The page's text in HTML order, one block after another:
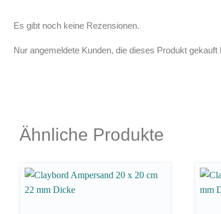
Es gibt noch keine Rezensionen.
Nur angemeldete Kunden, die dieses Produkt
Ähnliche Produkte